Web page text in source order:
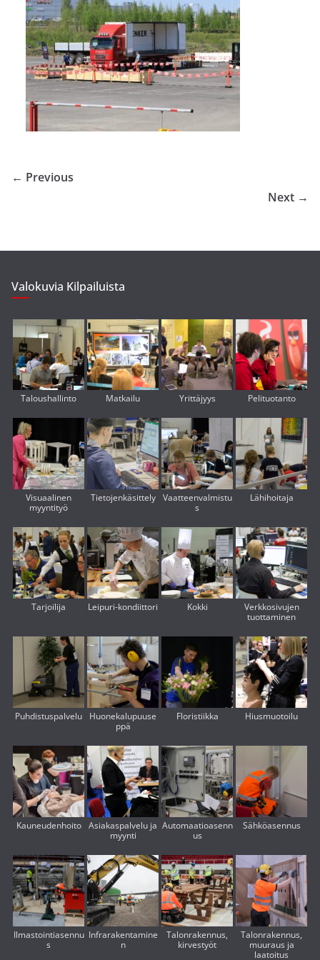
← Previous
Next →
Valokuvia Kilpailuista
Taloushallinto Matkailu Yrittäjyys Pelituotanto
Visuaalinen
myyntityö
Tietojenkäsittely
Vaatteenvalmistu
s
Lähihoitaja
Tarjoilija Leipuri-kondiittori Kokki
Verkkosivujen
tuottaminen
Puhdistuspalvelu
Huonekalupuuse
ppä
Floristiikka Hiusmuotoilu
Kauneudenhoito
Asiakaspalvelu ja
myynti
Automaatioasenn
us
Sähköasennus
Ilmastointiasennu
s
Infrarakentamine
n
Talonrakennus,
kirvestyöt
Talonrakennus,
muuraus ja
laatoitus